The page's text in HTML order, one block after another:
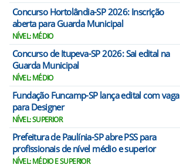
Concurso Hortolândia-SP 2026: Inscrição
aberta para Guarda Municipal
NÍVEL: MÉDIO
Concurso de Itupeva-SP 2026: Sai edital na
Guarda Municipal
NÍVEL: MÉDIO
Fundação Funcamp-SP lança edital com vaga
para Designer
NÍVEL: SUPERIOR
Prefeitura de Paulínia-SP abre PSS para
profissionais de nível médio e superior
NÍVEL: MÉDIO E SUPERIOR